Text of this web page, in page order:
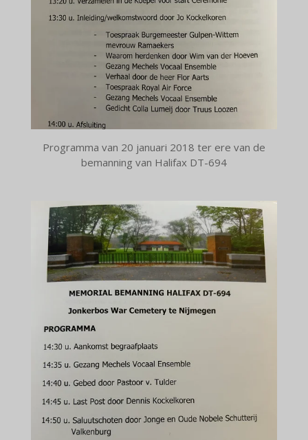
Programma van 20 januari 2018 ter ere van de
bemanning van Halifax DT-694